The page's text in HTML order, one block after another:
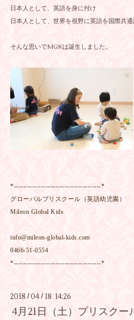
日本人として、英語を身に付け
日本人として、世界を視野に英語を国際共
そんな思いでMGKは誕生しました。
*--------------------------------------*
グローバルプリスクール（英語幼児園）
Mileon Global Kids
info@mileon-global-kids.com
0466-51-0554
*--------------------------------------*
2018 / 04 / 18 14:26
4月21日（土）プリスクー